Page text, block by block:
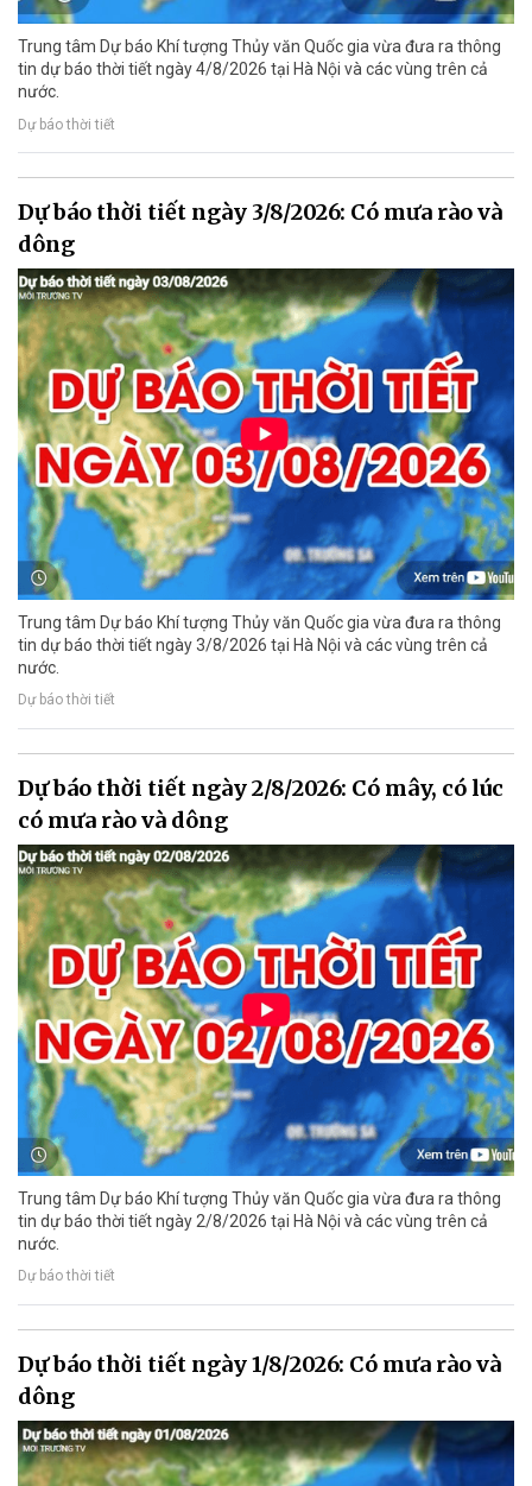
Trung tâm Dự báo Khí tượng Thủy văn Quốc gia vừa đưa ra thông
tin dự báo thời tiết ngày 4/8/2026 tại Hà Nội và các vùng trên cả
nước.
Dự báo thời tiết
Dự báo thời tiết ngày 3/8/2026: Có mưa rào và
dông
Trung tâm Dự báo Khí tượng Thủy văn Quốc gia vừa đưa ra thông
tin dự báo thời tiết ngày 3/8/2026 tại Hà Nội và các vùng trên cả
nước.
Dự báo thời tiết
Dự báo thời tiết ngày 2/8/2026: Có mây, có lúc
có mưa rào và dông
Trung tâm Dự báo Khí tượng Thủy văn Quốc gia vừa đưa ra thông
tin dự báo thời tiết ngày 2/8/2026 tại Hà Nội và các vùng trên cả
nước.
Dự báo thời tiết
Dự báo thời tiết ngày 1/8/2026: Có mưa rào và
dông